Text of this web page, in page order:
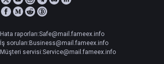
Hata raporları:Safe@mail.fameex.info
İş soruları:Business@mail.fameex.info
Müşteri servisi:Service@mail.fameex.info